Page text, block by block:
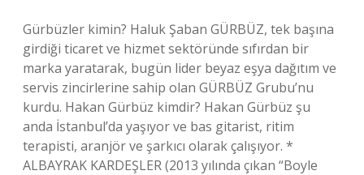
Gürbüzler kimin? Haluk Şaban GÜRBÜZ, tek başına
girdiği ticaret ve hizmet sektöründe sıfırdan bir
marka yaratarak, bugün lider beyaz eşya dağıtım ve
servis zincirlerine sahip olan GÜRBÜZ Grubu’nu
kurdu. Hakan Gürbüz kimdir? Hakan Gürbüz şu
anda İstanbul’da yaşıyor ve bas gitarist, ritim
terapisti, aranjör ve şarkıcı olarak çalışıyor. *
ALBAYRAK KARDEŞLER (2013 yılında çıkan “Boyle